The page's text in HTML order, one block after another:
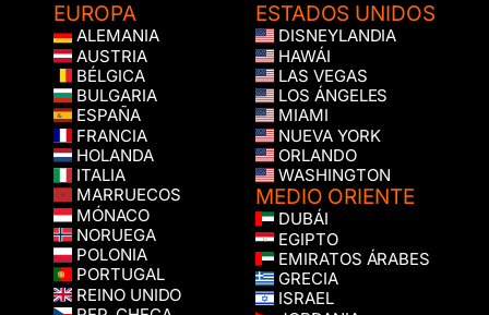
EUROPA
ALEMANIA
AUSTRIA
BÉLGICA
BULGARIA
ESPAÑA
FRANCIA
HOLANDA
ITALIA
MARRUECOS
MÓNACO
NORUEGA
POLONIA
PORTUGAL
REINO UNIDO
ESTADOS UNIDOS
DISNEYLANDIA
HAWÁI
LAS VEGAS
LOS ÁNGELES
MIAMI
NUEVA YORK
ORLANDO
WASHINGTON
MEDIO ORIENTE
DUBÁI
EGIPTO
EMIRATOS ÁRABES
GRECIA
ISRAEL